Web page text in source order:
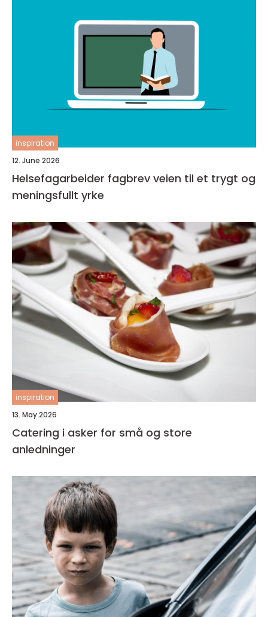
inspiration
12. June 2026
Helsefagarbeider fagbrev veien til et trygt og
meningsfullt yrke
inspiration
13. May 2026
Catering i asker for små og store
anledninger